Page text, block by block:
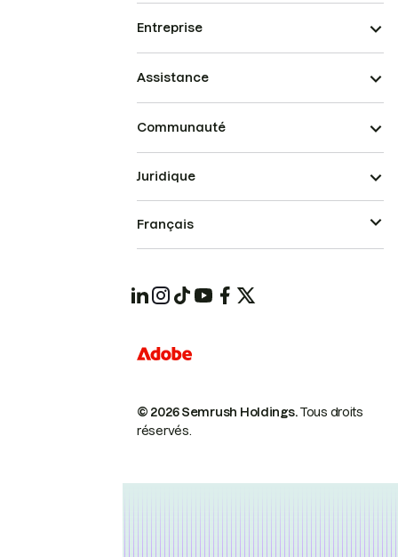
Entreprise
Assistance
Communauté
© 2026 Semrush Holdings.Tous droits
réservés.
Juridique
Français